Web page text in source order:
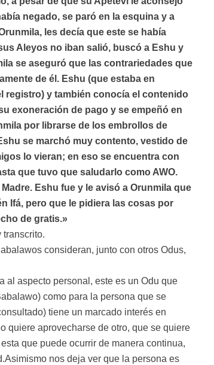
negado, se paró en la esquina y a
les decía que este se había
Aleyos no iban salió, buscó a Eshu y
se aseguró que las contrariedades que
de él. Eshu (que estaba en
registro) y también conocía el contenido
exoneración de pago y se empeñó en
por librarse de los embrollos de
se marchó muy contento, vestido de
lo vieran; en eso se encuentra con
que tuvo que saludarlo como AWO.
Eshu fue y le avisó a Orunmila que
Ifá, pero que le pidiera las cosas por
de gratis.»
transcrito.
consideran, junto con otros Odus,
al aspecto personal, este es un Odu que
como para la persona que se
tiene un marcado interés en
quiere aprovecharse de otro, que se quiere
que puede ocurrir de manera continua,
nos deja ver que la persona es